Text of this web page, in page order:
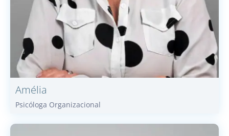
Amélia
Psicóloga Organizacional